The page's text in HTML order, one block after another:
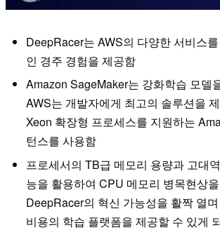
DeepRacer는 AWS의 다양한 서비스
인 경주 경험을 제공함
Amazon SageMaker는 강화학습 모델
AWS는 개발자에게 최고의 솔루션을
Xeon 확장형 프로세스를 지원하는
턴스를 사용함
프로세서의 TB급 메모리 용량과 고대
능을 활용하여 CPU 메모리 병목현상
DeepRacer의 혁신 가능성을 활짝 열
비용의 학습 플랫폼을 제공할 수 있게